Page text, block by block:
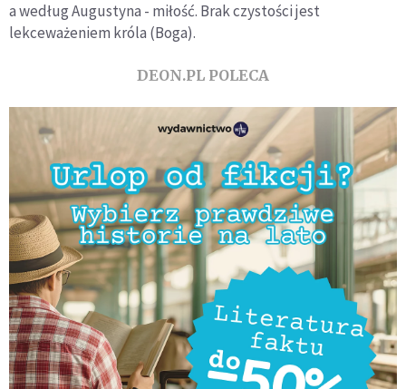
a według Augustyna - miłość. Brak czystości jest
lekceważeniem króla (Boga).
DEON.PL POLECA